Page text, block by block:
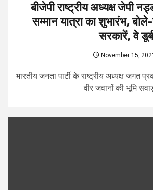
बीजेपी राष्ट्रीय अध्यक्ष जेपी
सम्मान यात्रा का शुभारंभ,
सरकारें, वे
November 15,
भारतीय जनता पार्टी के राष्ट्रीय अध्यक्ष जगत
वीर जवानों की भूमि